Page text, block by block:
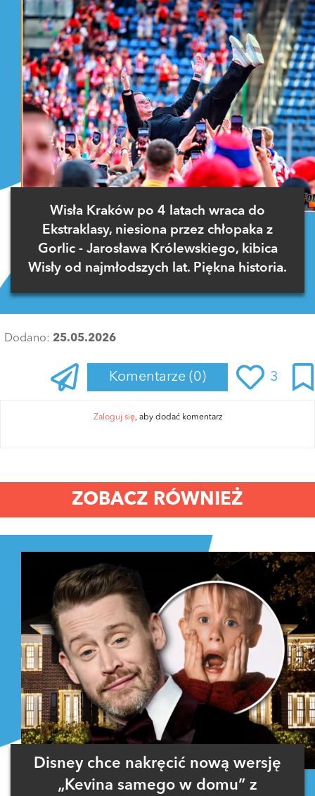
Wisła Kraków po 4 latach wraca do
Ekstraklasy, niesiona przez chłopaka z
Gorlic - Jarosława Królewskiego, kibica
Wisły od najmłodszych lat. Piękna historia.
Dodano: 25.05.2026
Komentarze (0) 3
Zaloguj się, aby dodać komentarz
ZOBACZ RÓWNIEŻ
Disney chce nakręcić nową wersję
„Kevina samego w domu” z